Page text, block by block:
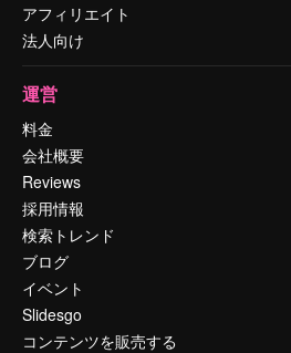
アフィリエイト
法人向け
運営
料金
会社概要
Reviews
採用情報
検索トレンド
ブログ
イベント
Slidesgo
コンテンツを販売する